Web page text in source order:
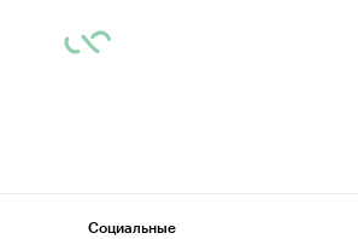
Социальные